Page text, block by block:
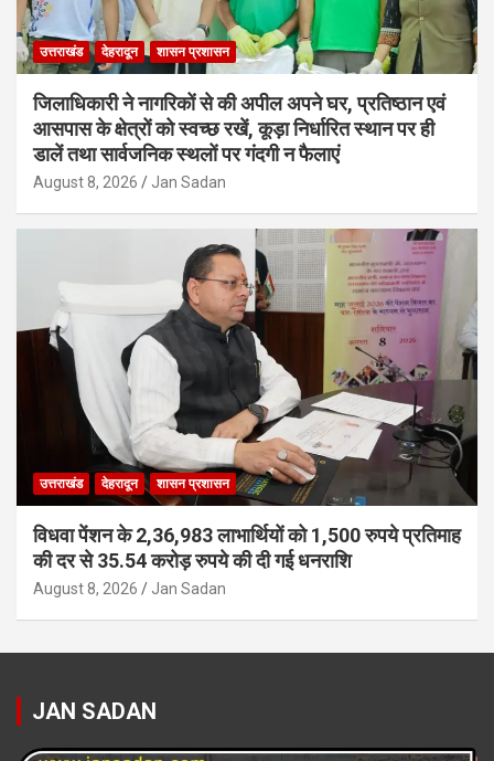
उत्तराखंड देहरादून शासन प्रशासन
जिलाधिकारी ने नागरिकों से की अपील अपने घर, प्रतिष्ठान एवं
आसपास के क्षेत्रों को स्वच्छ रखें, कूड़ा निर्धारित स्थान पर ही
डालें तथा सार्वजनिक स्थलों पर गंदगी न फैलाएं
August 8, 2026 Jan Sadan
उत्तराखंड देहरादून शासन प्रशासन
विधवा पेंशन के 2,36,983 लाभार्थियों को 1,500 रुपये प्रतिमाह
की दर से 35.54 करोड़ रुपये की दी गई धनराशि
August 8, 2026 Jan Sadan
JAN SADAN